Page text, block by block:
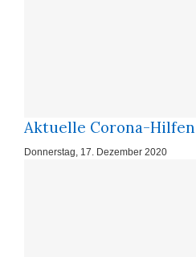
Aktuelle Corona-
Donnerstag, 17. Dezember 2020